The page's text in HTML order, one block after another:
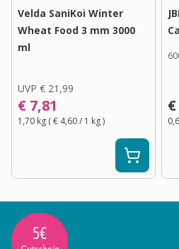
Velda SaniKoi Winter
Wheat Food 3 mm 3000
ml
UVP € 21,99
€ 7,81
1,70 kg (€ 4,60/ 1 kg)
5€